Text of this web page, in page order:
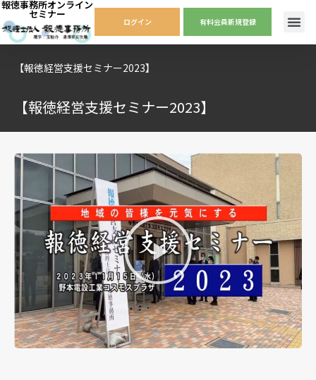
報徳事務所オンライン
セミナー
ログイン 有料会員新規登録
【報徳経営支援セミナー2023】
【報徳経営支援セミナー2023】